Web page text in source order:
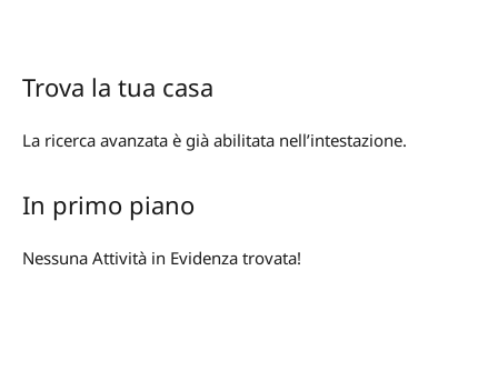
Trova la tua casa
La ricerca avanzata è già abilitata nell’intestazione.
In primo piano
Nessuna Attività in Evidenza trovata!